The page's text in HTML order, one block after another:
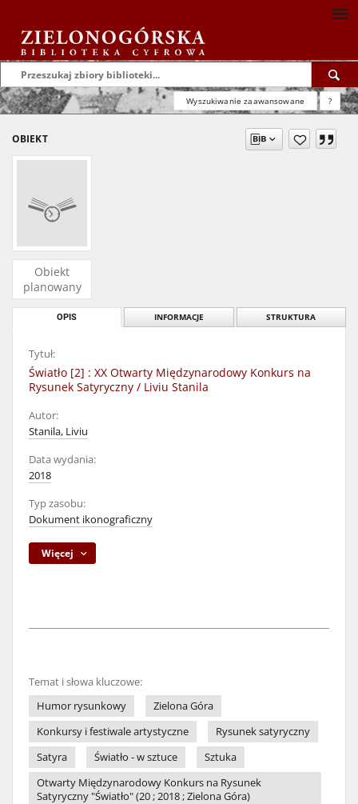
Wyszukiwanie zaawansowane ?
OBIEKT
Obiekt
planowany
OPIS INFORMACJE STRUKTURA
Tytuł:
Światło [2] : XX Otwarty Międzynarodowy Konkurs na
Rysunek Satyryczny / Liviu Stanila
Autor:
Stanila, Liviu
Data wydania:
2018
Typ zasobu:
Dokument ikonograficzny
Więcej
Temat i słowa kluczowe:
Humor rysunkowy
Zielona Góra
Konkursy i festiwale artystyczne
Rysunek satyryczny
Satyra
Światło - w sztuce
Sztuka
Otwarty Międzynarodowy Konkurs na Rysunek
Satyryczny "Światło" (20 ; 2018 ; Zielona Góra)